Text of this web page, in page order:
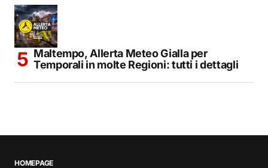
Maltempo, Allerta Meteo Gialla per
Temporali in molte Regioni: tutti i dettagli
HOMEPAGE